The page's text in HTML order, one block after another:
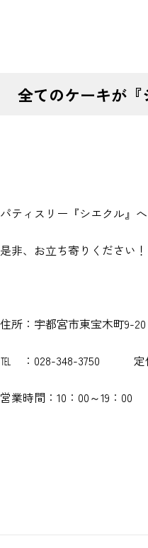
全てのケーキが『
パティスリー『シエクル』へ
是非、お立ち寄りください！
住所：宇都宮市東宝木町9-
℡ ：028-348-3750 定
営業時間：10：00～19：00